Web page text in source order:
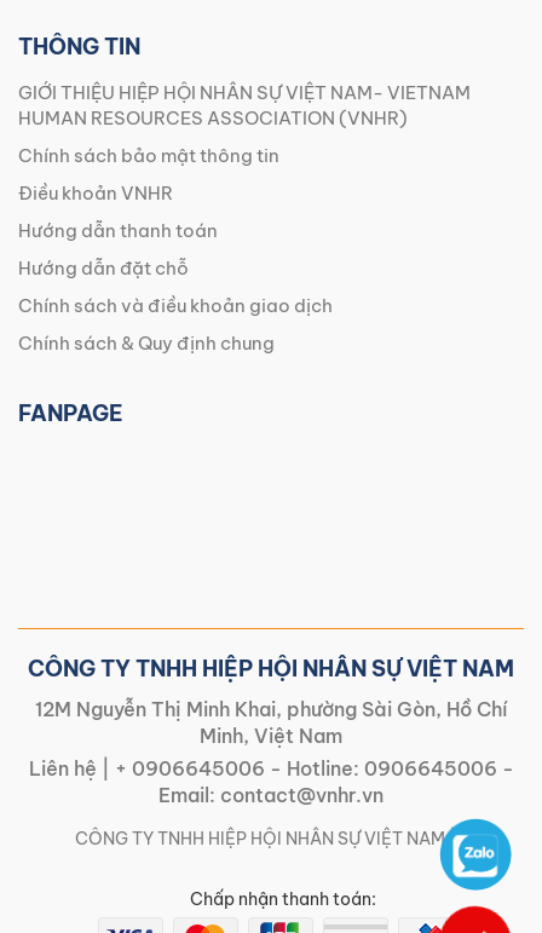
THÔNG TIN
GIỚI THIỆU HIỆP HỘI NHÂN SỰ VIỆT NAM- VIETNAM
HUMAN RESOURCES ASSOCIATION (VNHR)
Chính sách bảo mật thông tin
Điều khoản VNHR
Hướng dẫn thanh toán
Hướng dẫn đặt chỗ
Chính sách và điều khoản giao dịch
Chính sách & Quy định chung
FANPAGE
CÔNG TY TNHH HIỆP HỘI NHÂN SỰ VIỆT NAM
12M Nguyễn Thị Minh Khai, phường Sài Gòn, Hồ Chí
Minh, Việt Nam
Liên hệ |
+ 0906645006 - Hotline: 0906645006 -
Email: contact@vnhr.vn
CÔNG TY TNHH HIỆP HỘI NHÂN SỰ VIỆT NAM | |
Chấp nhận thanh toán: